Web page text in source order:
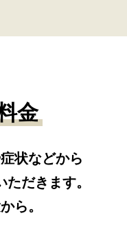
金
状などから
だきます。
ら。